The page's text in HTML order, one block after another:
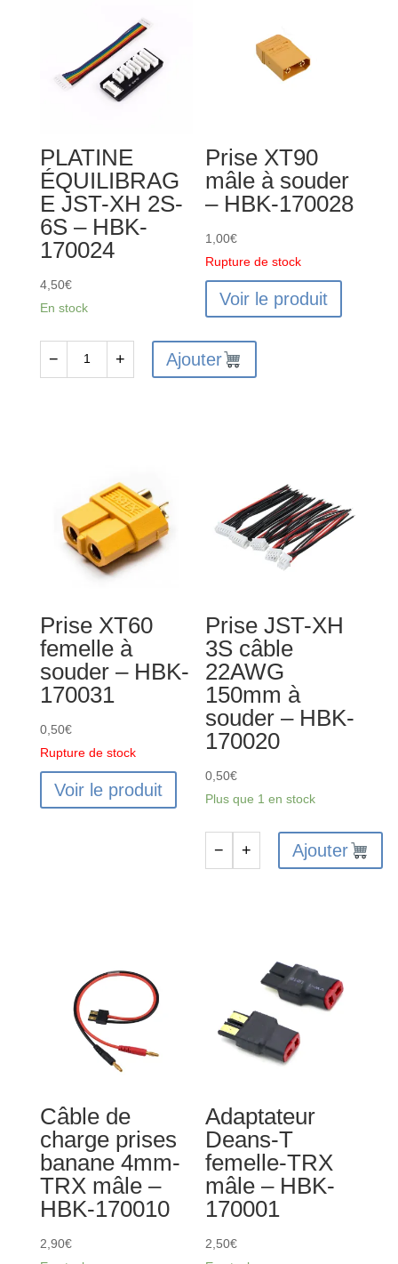
PLATINE
ÉQUILIBRAG
E JST-XH 2S-
6S – HBK-
170024
4,50€
En stock
− + Ajouter
Prise XT90
mâle à souder
– HBK-170028
1,00€
Rupture de stock
Voir le produit
Prise XT60
femelle à
souder – HBK-
170031
0,50€
Rupture de stock
Voir le produit
Prise JST-XH
3S câble
22AWG
150mm à
souder – HBK-
170020
0,50€
Plus que 1 en stock
22AWG
150mm
-
HBK-
170020
− + Ajouter
Câble de
charge prises
banane 4mm-
TRX mâle –
HBK-170010
2,90€
Adaptateur
Deans-T
femelle-TRX
mâle – HBK-
170001
2,50€